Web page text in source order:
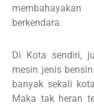
berkendara.
Di Kota sendiri,
mesin jenis
banyak sekali
Maka tak heran